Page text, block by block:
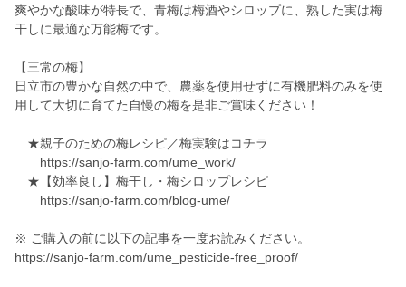
爽やかな酸味が特長で、青梅は梅酒やシロップに、熟した実は梅
干しに最適な万能梅です。
【三常の梅】
日立市の豊かな自然の中で、農薬を使用せずに有機肥料のみを使
用して大切に育てた自慢の梅を是非ご賞味ください！
★親子のための梅レシピ／梅実験はコチラ
https://sanjo-farm.com/ume_work/
★【効率良し】梅干し・梅シロップレシピ
https://sanjo-farm.com/blog-ume/
※ ご購入の前に以下の記事を一度お読みください。
https://sanjo-farm.com/ume_pesticide-free_proof/